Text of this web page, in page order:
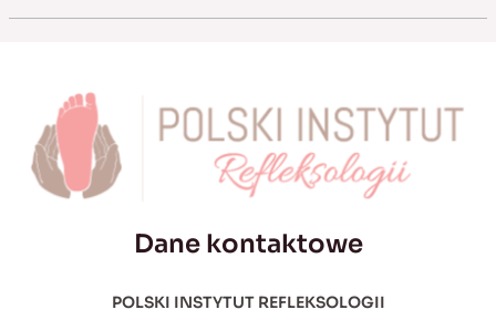
Dane kontaktowe
POLSKI INSTYTUT REFLEKSOLOGII